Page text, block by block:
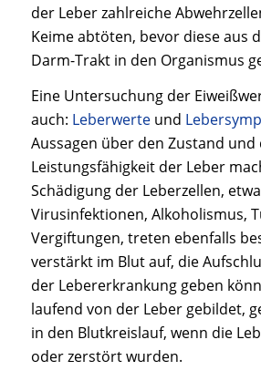
der Leber zahlreiche
Keime abtöten, bevor diese aus
Darm-Trakt in den Organismus
Eine Untersuchung der
auch: Leberwerteund
Aussagen über den Zustand und
Leistungsfähigkeit der Leber
Schädigung der Leberzellen,
Virusinfektionen, Alkoholismus,
Vergiftungen, treten ebenfalls
verstärkt im Blut auf, die
der Lebererkrankung geben
laufend von der Leber gebildet,
in den Blutkreislauf, wenn die
oder zerstört wurden.